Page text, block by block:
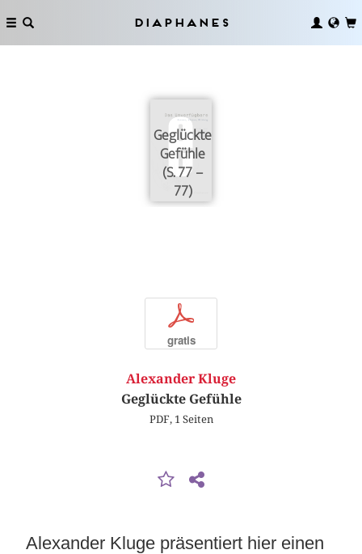
Diaphanes
Geglückte
Gefühle
(S. 77 –
77)
p
gratis
Alexander Kluge
Geglückte Gefühle
PDF, 1 Seiten
Alexander Kluge präsentiert hier einen